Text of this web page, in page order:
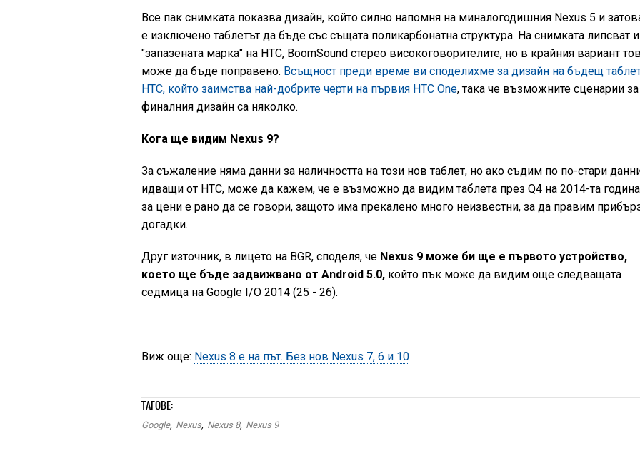
Все пак снимката показва дизайн, който силно напомня на миналогодишния Nexus 5 и
е изключено таблетът да бъде със същата поликарбонатна структура. На снимката липсват и
"запазената марка" на HTC, BoomSound стерео високоговорителите, но в крайния вариант
може да бъде поправено. Всъщност преди време ви споделихме за дизайн на бъдещ
HTC, който заимства най-добрите черти на първия HTC One, така че възможните сценарии за
финалния дизайн са няколко.
Кога ще видим Nexus 9?
За съжаление няма данни за наличността на този нов таблет, но ако съдим по по-стари
идващи от HTC, може да кажем, че е възможно да видим таблета през Q4 на 2014-та
за цени е рано да се говори, защото има прекалено много неизвестни, за да правим
догадки.
Друг източник, в лицето на BGR, споделя, че Nexus 9 може би ще е първото устройство,
което ще бъде задвижвано от Android 5.0, който пък може да видим още следващата
седмица на Google I/O 2014 (25 - 26).
Виж още: Nexus 8 е на път. Без нов Nexus 7, 6 и 10
ТАГОВЕ:
Google, Nexus, Nexus 8, Nexus 9